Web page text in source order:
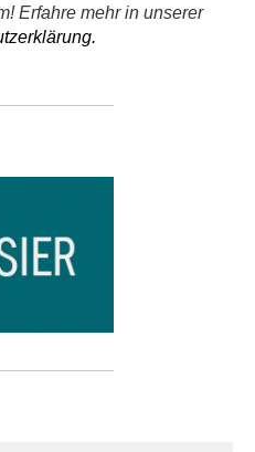
Erfahre mehr in unserer